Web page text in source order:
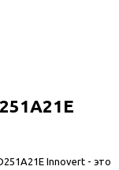
Innovert - это